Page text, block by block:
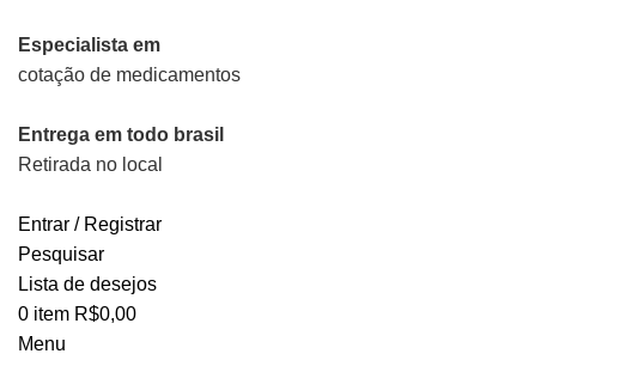
Especialista em
cotação de medicamentos
Entrega em todo brasil
Retirada no local
Entrar / Registrar
Pesquisar
Lista de desejos
0 item R$0,00
Menu